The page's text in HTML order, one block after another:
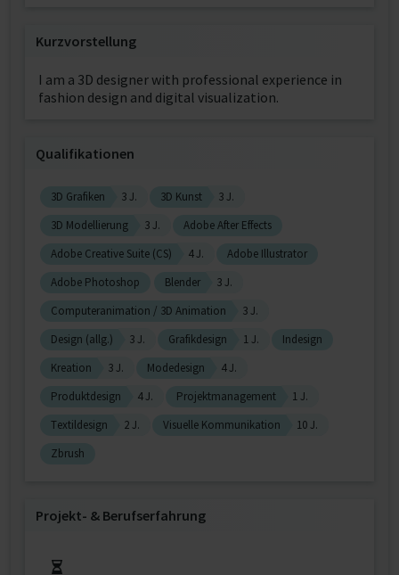
Kurzvorstellung
I am a 3D designer with professional experience in
fashion design and digital visualization.
Qualifikationen
3D Grafiken 3 J. 3D Kunst
3 J.
3D Modellierung
3 J.
Adobe After Effects
Adobe Creative Suite (CS)
4 J.
Adobe Illustrator
Adobe Photoshop
Blender
3 J.
Computeranimation / 3D Animation
3 J.
Design (allg.)
3 J. Grafikdesign 1 J.
Indesign
Kreation
3 J. Modedesign
4 J.
Produktdesign
4 J. Projektmanagement
1 J.
Textildesign
2 J. Visuelle Kommunikation
10 J.
Zbrush
Projekt‐ & Berufserfahrung